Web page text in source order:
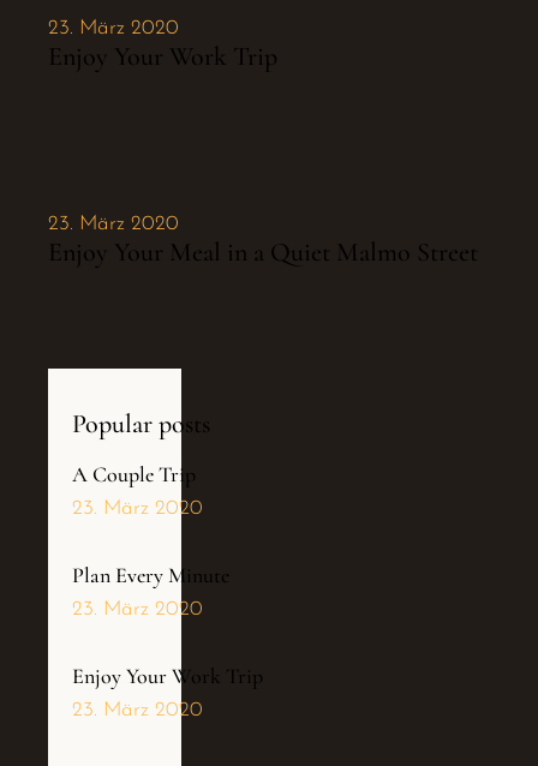
23. März 2020
Enjoy Your Work Trip
23. März 2020
Enjoy Your Meal in a Quiet Malmo Street
Popular posts
A Couple Trip
23. März 2020
Plan Every Minute
23. März 2020
Enjoy Your Work Trip
23. März 2020